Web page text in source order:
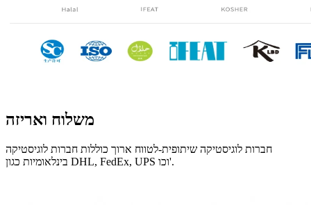
משלוח ואריזה
חברות לוגיסטיקה שיתופית-לטווח ארוך כוללות חברות לוגיסטיקה
בינלאומיות כגון DHL, FedEx, UPS וכו'.